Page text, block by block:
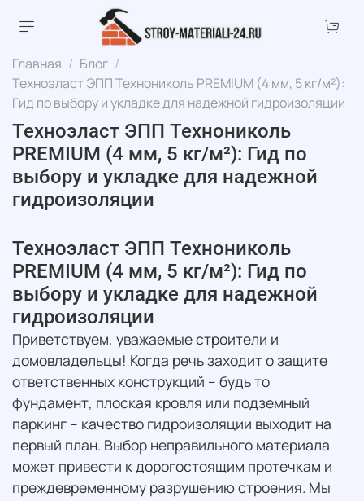
Главная
Блог
Техноэласт ЭПП Технониколь PREMIUM (4 мм, 5 кг/м²):
Гид по выбору и укладке для надежной гидроизоляции
Техноэласт ЭПП Технониколь
PREMIUM (4 мм, 5 кг/м²): Гид по
выбору и укладке для надежной
гидроизоляции
Техноэласт ЭПП Технониколь
PREMIUM (4 мм, 5 кг/м²): Гид по
выбору и укладке для надежной
гидроизоляции
Приветствуем, уважаемые строители и
домовладельцы! Когда речь заходит о защите
ответственных конструкций – будь то
фундамент, плоская кровля или подземный
паркинг – качество гидроизоляции выходит на
первый план. Выбор неправильного материала
может привести к дорогостоящим протечкам и
преждевременному разрушению строения. Мы